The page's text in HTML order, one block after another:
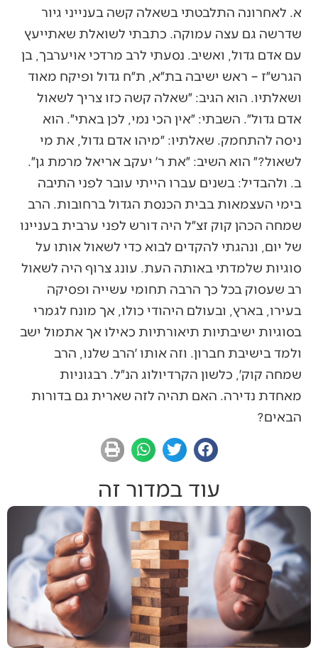
א. לאחרונה התלבטתי בשאלה קשה בענייני גיור
שדרשה גם עצה עמוקה. כתבתי לשואלת שאתייעץ
עם אדם גדול, ואשיב. נסעתי לרב מרדכי אויערבך, בן
הגרש״ז – ראש ישיבה בת״א, ת״ח גדול ופיקח מאוד
ושאלתיו. הוא הגיב: ״שאלה קשה כזו צריך לשאול
אדם גדול״. השבתי: ״אין הכי נמי, לכן באתי״. הוא
ניסה להתחמק. שאלתיו: ״מיהו אדם גדול, את מי
לשאול?״ הוא השיב: ״את ר׳ יעקב אריאל מרמת גן״.
ב. ולהבדיל: בשנים עברו הייתי עובר לפני התיבה
בימי העצמאות בבית הכנסת הגדול ברחובות. הרב
שמחה הכהן קוק זצ״ל היה דורש לפני ערבית בעניינו
של יום, ונהגתי להקדים לבוא כדי לשאול אותו על
סוגיות שלמדתי באותה העת. עונג צרוף היה לשאול
רב שעסוק בכל כך הרבה תחומי עשייה ופסיקה
בעירו, בארץ, ובעולם היהודי כולו, אך מונח לגמרי
בסוגיות ישיבתיות תיאורתיות כאילו אך אתמול ישב
ולמד בישיבת חברון. וזה אותו ׳הרב שלנו, הרב
שמחה קוק׳, כלשון הקרדיולוג הנ״ל. רבגוניות
מאחדת נדירה. האם תהיה לזה שארית גם בדורות
הבאים?
עוד במדור זה